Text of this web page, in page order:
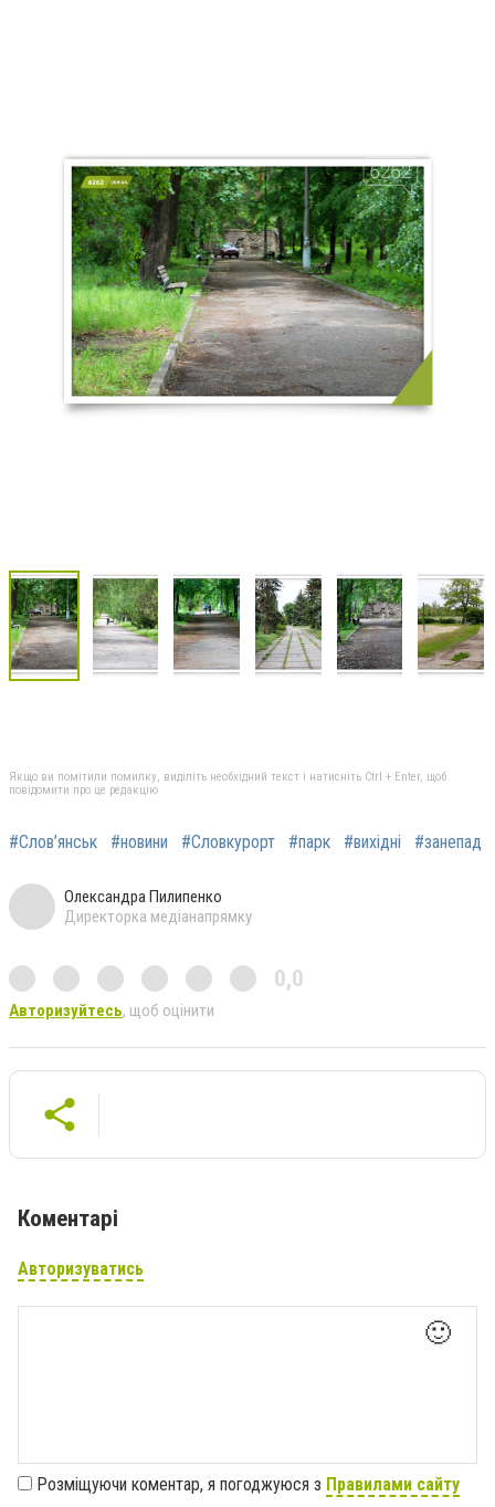
Якщо ви помітили помилку, виділіть необхідний текст і натисніть Ctrl + Enter, щоб
повідомити про це редакцію
#Слов’янськ #новини #Словкурорт #парк #вихідні #занепад
Олександра Пилипенко
Директорка медіанапрямку
0,0
Авторизуйтесь, щоб оцінити
Коментарі
Авторизуватись
🙂
Розміщуючи коментар, я погоджуюся з Правилами сайту